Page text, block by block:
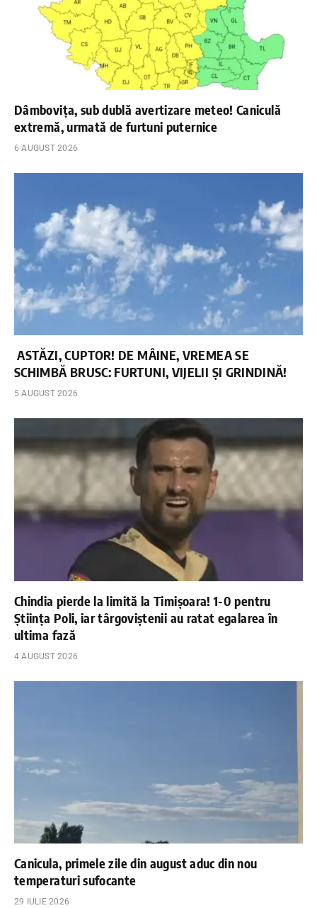
Dâmbovița, sub dublă avertizare meteo! Caniculă
extremă, urmată de furtuni puternice
6 AUGUST 2026
ASTĂZI, CUPTOR! DE MÂINE, VREMEA SE
SCHIMBĂ BRUSC: FURTUNI, VIJELII ȘI GRINDINĂ!
5 AUGUST 2026
Chindia pierde la limită la Timișoara! 1-0 pentru
Știința Poli, iar târgoviștenii au ratat egalarea în
ultima fază
4 AUGUST 2026
Canicula, primele zile din august aduc din nou
temperaturi sufocante
29 IULIE 2026